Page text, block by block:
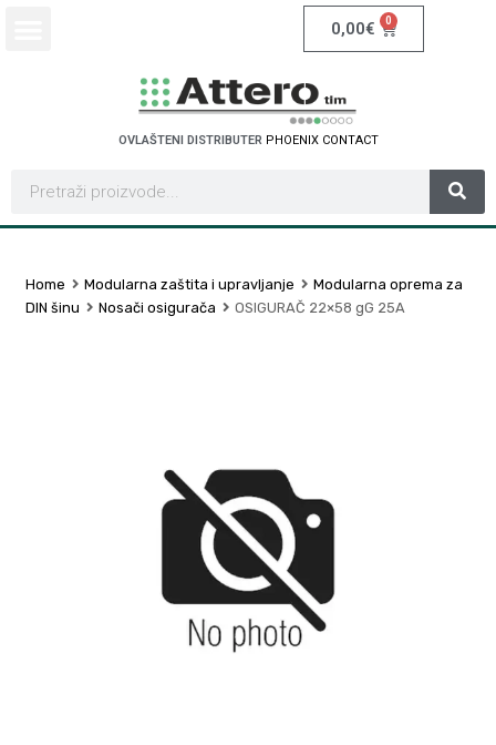
0,00€ 0
OVLAŠTENI DISTRIBUTER PHOENIX CONTACT
Home Modularna zaštita i upravljanje
Modularna oprema za
DIN šinu
Nosači osigurača OSIGURAČ 22×58 gG 25A